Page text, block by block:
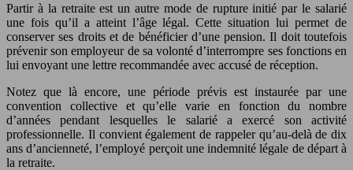
Partir à la retraite est un autre mode de rupture initié par le salarié
une fois qu’il a atteint l’âge légal. Cette situation lui permet de
conserver ses droits et de bénéficier d’une pension. Il doit toutefois
prévenir son employeur de sa volonté d’interrompre ses fonctions en
lui envoyant une lettre recommandée avec accusé de réception.
Notez que là encore, une période prévis est instaurée par une
convention collective et qu’elle varie en fonction du nombre
d’années pendant lesquelles le salarié a exercé son activité
professionnelle. Il convient également de rappeler qu’au-delà de dix
ans d’ancienneté, l’employé perçoit une indemnité légale de départ à
la retraite.